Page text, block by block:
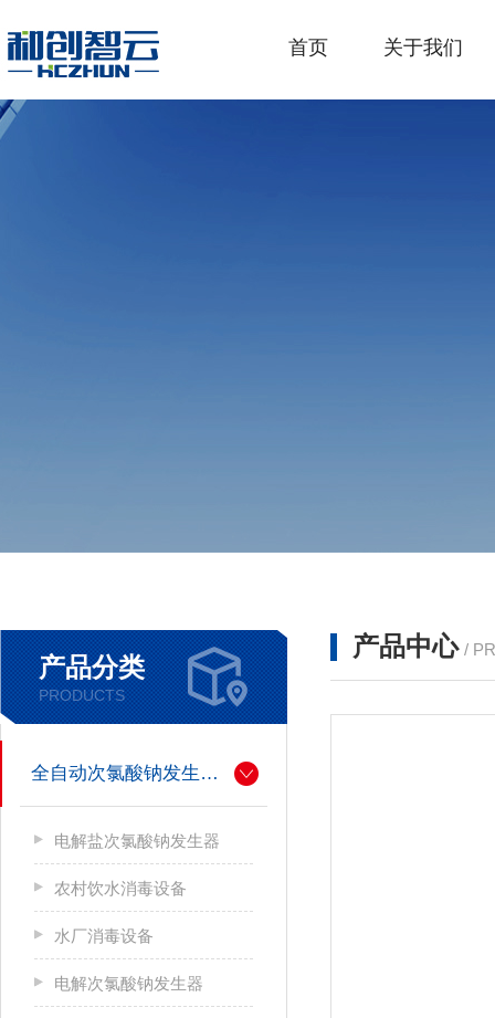
首页 关于我们
产品分类
PRODUCTS
全自动次氯酸钠发生器厂家
电解盐次氯酸钠发生器
农村饮水消毒设备
水厂消毒设备
电解次氯酸钠发生器
产品中心 /